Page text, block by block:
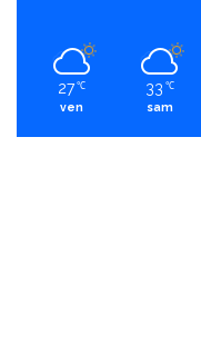
27 ℃
ven
33 ℃
sam